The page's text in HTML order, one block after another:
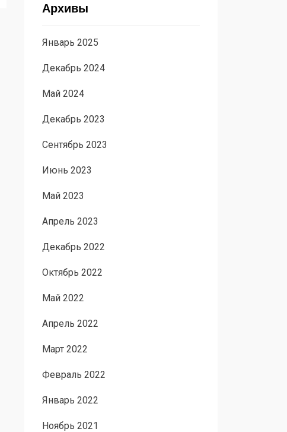
Архивы
Январь 2025
Декабрь 2024
Май 2024
Декабрь 2023
Сентябрь 2023
Июнь 2023
Май 2023
Апрель 2023
Декабрь 2022
Октябрь 2022
Май 2022
Апрель 2022
Март 2022
Февраль 2022
Январь 2022
Ноябрь 2021